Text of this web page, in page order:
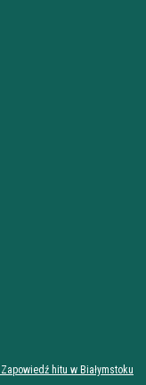
hitu w Białymstoku